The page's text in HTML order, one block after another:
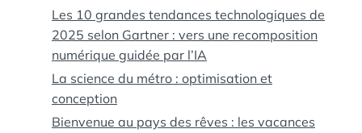
Les 10 grandes tendances technologiques de
2025 selon Gartner : vers une recomposition
numérique guidée par l’IA
La science du métro : optimisation et
conception
Bienvenue au pays des rêves : les vacances